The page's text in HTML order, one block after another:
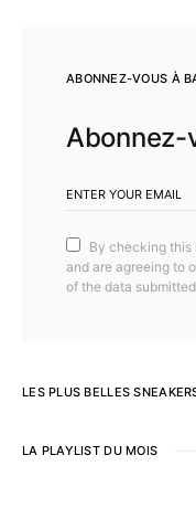
ABONNEZ-VOUS À
Abonnez-
By checking this
and are agreeing to
of the data
LES PLUS BELLES
LA PLAYLIST DU MOIS